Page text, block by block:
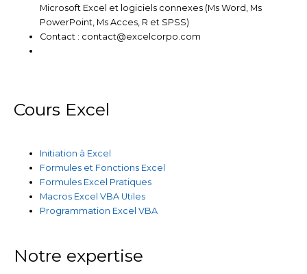
Microsoft Excel et logiciels connexes (Ms Word, Ms
PowerPoint, Ms Acces, R et SPSS)
Contact : contact@excelcorpo.com
Cours Excel
Initiation à Excel
Formules et Fonctions Excel
Formules Excel Pratiques
Macros Excel VBA Utiles
Programmation Excel VBA
Notre expertise